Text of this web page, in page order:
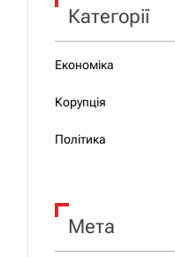
Категорії
Економіка
Корупція
Політика
Мета